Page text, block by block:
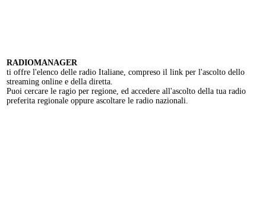
RADIOMANAGER
ti offre l'elenco delle radio Italiane, compreso il link per l'ascolto dello
streaming online e della diretta.
Puoi cercare le ragio per regione, ed accedere all'ascolto della tua radio
preferita regionale oppure ascoltare le radio nazionali.